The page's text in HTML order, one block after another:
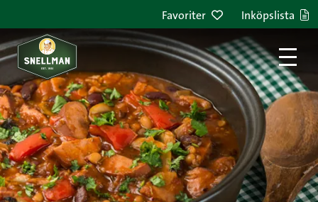
Favoriter Inköpslista